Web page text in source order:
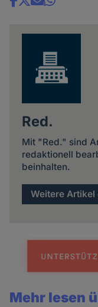
Share
Red.
Mit "Red." sind
redaktionell
beinhalten.
Weitere Artikel
Mehr lesen